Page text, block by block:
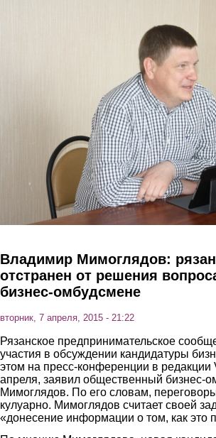
Владимир Мимоглядов:
отстранен от решения
бизнес-омбудсмене
вторник, 7 апреля, 2015 - 21:22
Рязанское предпринимательское
участия в обсуждении кандидатуры
этом на пресс-конференции в редакции
апреля, заявил общественный бизнес-
Мимоглядов. По его словам,
кулуарно. Мимоглядов считает своей
«донесение информации о том, как это